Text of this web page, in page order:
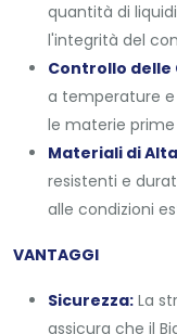
quantità di
l'integrità del
Controllo delle
a temperature e
le materie
Materiali di
resistenti e
alle condizioni
VANTAGGI
Sicurezza: La
assicura che il